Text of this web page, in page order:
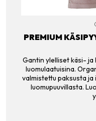
PREMIUM
Gantin ylelliset käsi-
luomulaatuisina.
valmistettu paksusta
luomupuuvillasta.